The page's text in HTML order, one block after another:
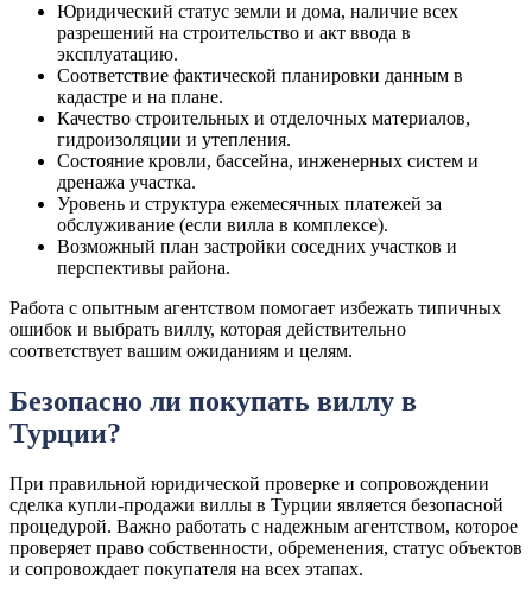
Юридический статус земли и дома, наличие всех
разрешений на строительство и акт ввода в
эксплуатацию.
Соответствие фактической планировки данным в
кадастре и на плане.
Качество строительных и отделочных материалов,
гидроизоляции и утепления.
Состояние кровли, бассейна, инженерных систем и
дренажа участка.
Уровень и структура ежемесячных платежей за
обслуживание (если вилла в комплексе).
Возможный план застройки соседних участков и
перспективы района.
Работа с опытным агентством помогает избежать типичных
ошибок и выбрать виллу, которая действительно
соответствует вашим ожиданиям и целям.
Безопасно ли покупать виллу в
Турции?
При правильной юридической проверке и сопровождении
сделка купли-продажи виллы в Турции является безопасной
процедурой. Важно работать с надежным агентством, которое
проверяет право собственности, обременения, статус объектов
и сопровождает покупателя на всех этапах.